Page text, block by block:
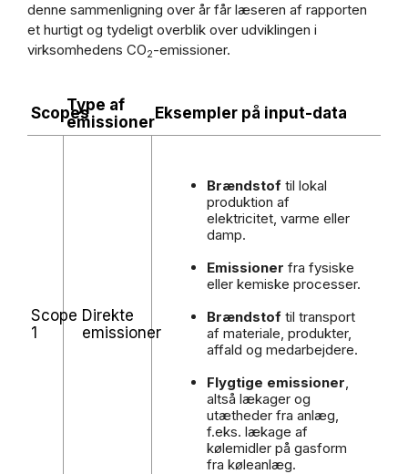
denne sammenligning over år får læseren af rapporten
et hurtigt og tydeligt overblik over udviklingen i
virksomhedens CO2-emissioner.
ScopesType af
emissionerEksempler på input-data
Scope
1
Direkte
emissioner
Brændstof til lokal
produktion af
elektricitet, varme eller
damp.
Emissioner fra fysiske
eller kemiske processer.
Brændstof til transport
af materiale, produkter,
affald og medarbejdere.
Flygtige emissioner
altså lækager og
utætheder fra anlæg,
f.eks. lækage af
kølemidler på gasform
fra køleanlæg.